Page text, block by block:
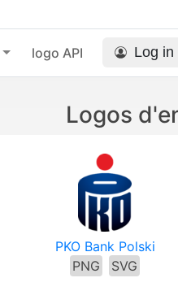
logo API Log in
Logos
PKO Bank Polski
PNG
SVG